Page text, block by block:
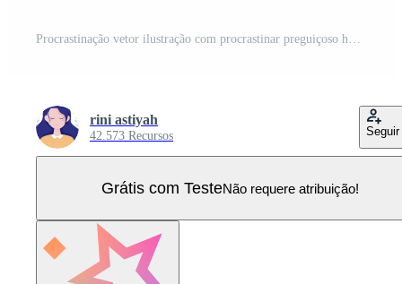
Procrastinação vetor ilustração com procrastinar preguiçoso homem de negocios empregados trabalhos do escritório trabalhador dentro plano o negócio desenho animado fundo Vetor Pro
rini astiyah
42.573 Recursos Seguir
Grátis com TesteNão requere atribuição!